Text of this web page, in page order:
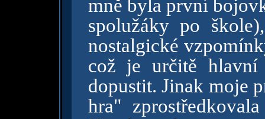
mně byla první
spolužáky po
nostalgické
což je určitě
dopustit. Jinak moje
hra"